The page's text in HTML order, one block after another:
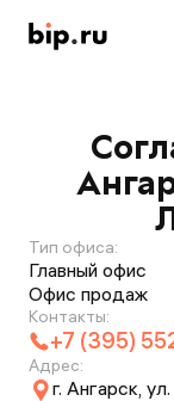
Тип офиса:
Главный офис
Офис продаж
Контакты:
+7 (395)
Адрес:
г. Ангарск,